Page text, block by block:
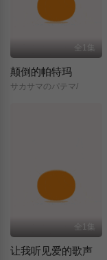
全1集
颠倒的帕特玛
サカサマのパテマ/
全1集
让我听见爱的歌声